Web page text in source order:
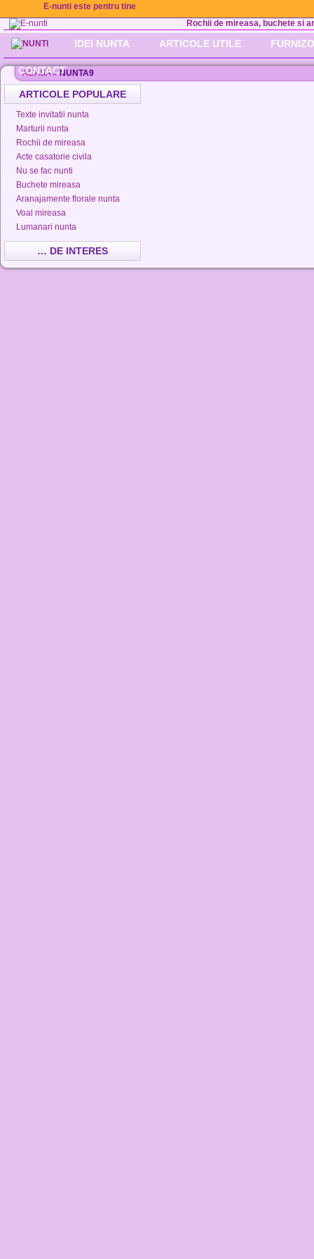
E-nunti este pentru tine
Rochii de mireasa, buchete si
IDEI NUNTA ARTICOLE UTILE
CONTACT
ACASA»NUNTA9
ARTICOLE POPULARE
Texte invitatii nunta
Marturii nunta
Rochii de mireasa
Acte casatorie civila
Nu se fac nunti
Buchete mireasa
Aranajamente florale nunta
Voal mireasa
Lumanari nunta
… DE INTERES